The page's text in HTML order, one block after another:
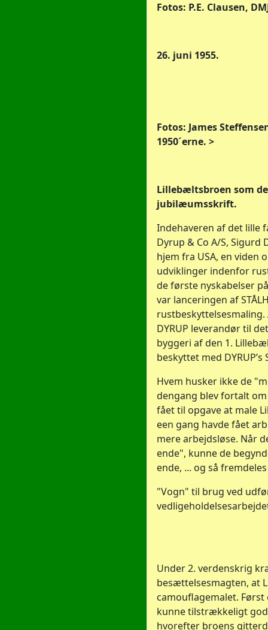
Fotos: P.E. Clausen,
26. juni 1955.
Fotos: James
1950´erne. >
Lillebæltsbroen som
jubilæumsskrift.
Indehaveren af det lille
Dyrup & Co A/S, Sigurd
hjem fra USA, en viden
udviklinger indenfor
de første nyskabelser
var lanceringen af
rustbeskyttelsesmaling.
DYRUP leverandør til
byggeri af den 1.
beskyttet med DYRUP’s
Hvem husker ikke de
dengang blev fortalt
fået til opgave at male
een gang havde fået
mere arbejdsløse. Når
ende", kunne de
ende, ... og så fremdeles
"Vogn" til brug ved
Under 2. verdenskrig
besættelsesmagten, at
camouflagemalet.
kunne tilstrækkeligt
hvorefter broens